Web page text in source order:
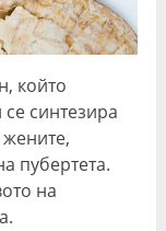
който
синтезира
пубертета.
на